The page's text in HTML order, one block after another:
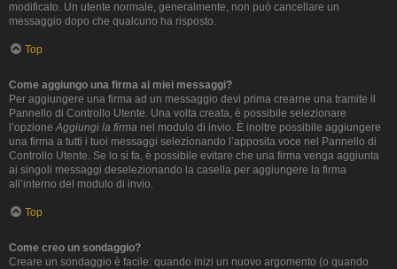
modificato. Un utente normale, generalmente, non può cancellare un
messaggio dopo che qualcuno ha risposto.
Top
Come aggiungo una firma ai miei messaggi?
Per aggiungere una firma ad un messaggio devi prima crearne una tramite il
Pannello di Controllo Utente. Una volta creata, è possibile selezionare
l’opzioneAggiungi la firma nel modulo di invio. È inoltre possibile aggiungere
una firma a tutti i tuoi messaggi selezionando l’apposita voce nel Pannello di
Controllo Utente. Se lo si fa, è possibile evitare che una firma venga aggiunta
ai singoli messaggi deselezionando la casella per aggiungere la firma
all’interno del modulo di invio.
Top
Come creo un sondaggio?
Creare un sondaggio è facile: quando inizi un nuovo argomento (o quando